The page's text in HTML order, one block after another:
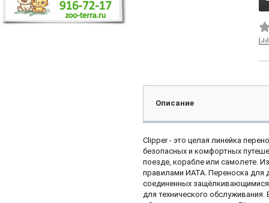
Описание
Clipper - это целая линейка
безопасных и комфортных
поезде, корабле или самолете.
правилами ИАТА. Переноска для
соединенных защёлкивающимися
для технического обслуживания.